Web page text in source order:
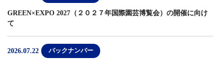
GREEN×EXPO 2027（２０２７年国際園芸博覧会）の開催に向け
て
2026.07.22 バックナンバー